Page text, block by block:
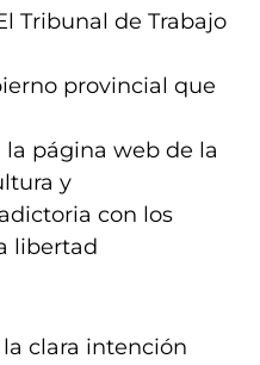
Tribunal de Trabajo
provincial que
página web de la
y
con los
libertad
clara intención